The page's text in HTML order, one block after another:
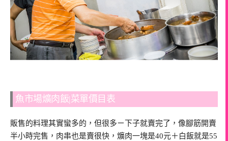
魚市場爌肉飯|菜單價目表
販售的料理其實蠻多的，但很多ㄧ下子就賣完了，像腳筋開賣
半小時完售，肉串也是賣很快，爌肉一塊是40元＋白飯就是55